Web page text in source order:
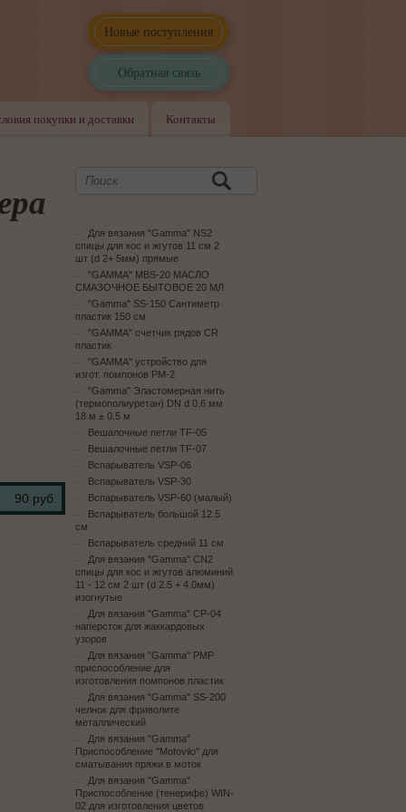
Новые поступления
Обратная связь
покупки и доставки Контакты
90 руб.
Для вязания "Gamma" NS2
спицы для кос и жгутов 11 см 2
шт (d 2+ 5мм) прямые
"GAMMA" MBS-20 МАСЛО
СМАЗОЧНОЕ БЫТОВОЕ 20 МЛ
"Gamma" SS-150 Сантиметр
пластик 150 см
"GAMMA" счетчик рядов CR
пластик
"GAMMA" устройство для
изгот. помпонов PM-2
"Gamma" Эластомерная нить
(термополиуретан) DN d 0.6 мм
18 м ± 0.5 м
Вешалочные петли TF-05
Вешалочные петли TF-07
Вспарыватель VSP-06
Вспарыватель VSP-30
Вспарыватель VSP-60 (малый)
Вспарыватель большой 12.5
см
Вспарыватель средний 11 см
Для вязания "Gamma" CN2
спицы для кос и жгутов алюминий
11 - 12 см 2 шт (d 2.5 + 4.0мм)
изогнутые
Для вязания "Gamma" CP-04
наперсток для жаккардовых
узоров
Для вязания "Gamma" PMP
приспособление для
изготовления помпонов пластик
Для вязания "Gamma" SS-200
челнок для фриволите
металлический
Для вязания "Gamma"
Приспособление "Motovilo" для
сматывания пряжи в моток
Для вязания "Gamma"
Приспособление (тенерифе) WIN-
02 для изготовления цветов